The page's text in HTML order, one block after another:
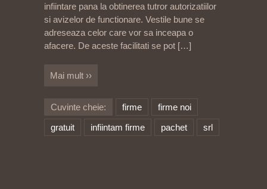
infiintare pana la obtinerea tutror autorizatiilor
si avizelor de functionare. Vestile bune se
adreseaza celor care vor sa inceapa o
afacere. De aceste facilitati se pot […]
Mai mult ››
Cuvinte cheie: firme
firme noi
gratuit
infiintam firme pachet srl